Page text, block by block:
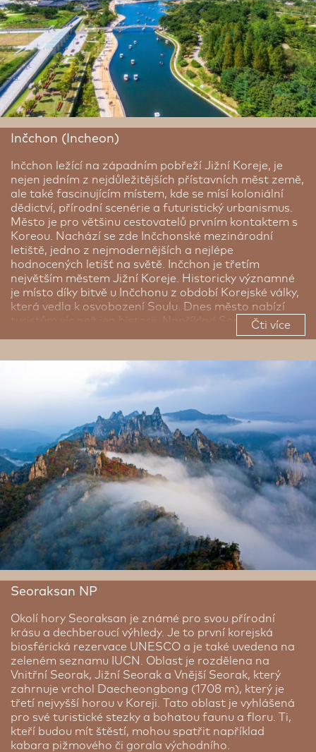
Inčchon (Incheon)
Inčchon ležící na západním pobřeží Jižní Koreje, je
nejen jedním z nejdůležitějších přístavních měst země,
ale také fascinujícím místem, kde se mísí koloniální
dědictví, přírodní scenérie a futuristický urbanismus.
Město je pro většinu cestovatelů prvním kontaktem s
Koreou. Nachází se zde Inčchonské mezinárodní
letiště, jedno z nejmodernějších a nejlépe
hodnocených letišť na světě. Inčchon je třetím
největším městem Jižní Koreje. Historicky významné
je místo díky bitvě u Inčchonu z období Korejské války,
která vedla k osvobození Soulu. Dnes město nabízí
turistům víc než jen historii. Například Songdo
International Business District, futuristickou čtvrť
chytrého městského plánování, moderní architektury
a ekologického přístupu. Milovníci přírody mohou
vyrazit na ostrovy v Inčchonském zálivu, jako je
Muuido nebo Wolmido, které nabízejí pláže, turistické
trasy i tradiční rybí restaurace. V samotném centru
města stojí za návštěvu Čínská čtvrť, největší a
nejstarší v Koreji, s barevnými uličkami a autentickými
chutěmi.
Čti více
Seoraksan NP
Okolí hory Seoraksan je známé pro svou přírodní
krásu a dechberoucí výhledy. Je to první korejská
biosférická rezervace UNESCO a je také uvedena na
zeleném seznamu IUCN. Oblast je rozdělena na
Vnitřní Seorak, Jižní Seorak a Vnější Seorak, který
zahrnuje vrchol Daecheongbong (1708 m), který je
třetí nejvyšší horou v Koreji. Tato oblast je vyhlášená
pro své turistické stezky a bohatou faunu a floru. Ti,
kteří budou mít štěstí, mohou spatřit například
kabara pižmového či gorala východního.